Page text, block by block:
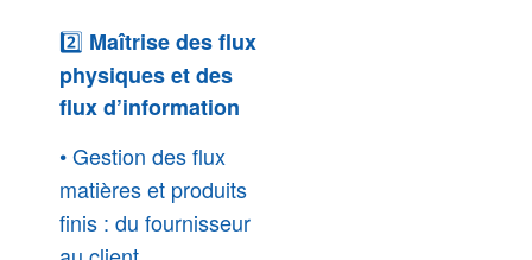
2️⃣ Maîtrise des flux
physiques et des
flux d’information
• Gestion des flux
matières et produits
finis : du fournisseur